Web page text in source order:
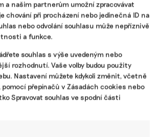
a našim partnerům umožní zpracovávat
chování při procházení nebo jedinečná ID na
nebo odvolání souhlasu může nepříznivě
a funkce.
souhlas s výše uvedeným nebo
rozhodnutí. Vaše volby budou použity
Nastavení můžete kdykoli změnit, včetně
pomocí přepínačů v Zásadách cookies nebo
Spravovat souhlas ve spodní části
uhlíkové kalkulačky a